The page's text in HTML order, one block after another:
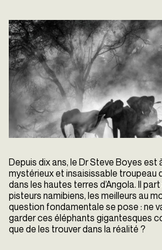
Depuis dix ans, le Dr Steve Boyes est
mystérieux et insaisissable troupeau
dans les hautes terres d’Angola. Il
pisteurs namibiens, les meilleurs au
question fondamentale se pose : ne
garder ces éléphants gigantesques
que de les trouver dans la réalité ?